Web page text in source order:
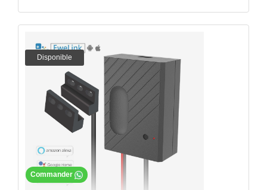
Disponible
Commander